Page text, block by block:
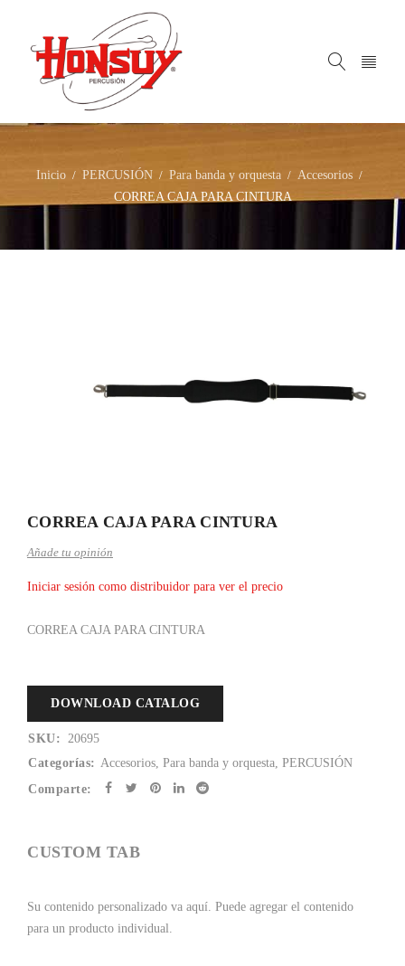
Inicio / PERCUSIÓN / Para banda y orquesta / Accesorios /
CORREA CAJA PARA CINTURA
CORREA CAJA PARA CINTURA
Añade tu opinión
Iniciar sesión como distribuidor para ver el precio
CORREA CAJA PARA CINTURA
DOWNLOAD CATALOG
SKU:
20695
Categorías: Accesorios, Para banda y orquesta, PERCUSIÓN
Comparte:
CUSTOM TAB
Su contenido personalizado va aquí. Puede agregar el contenido
para un producto individual.